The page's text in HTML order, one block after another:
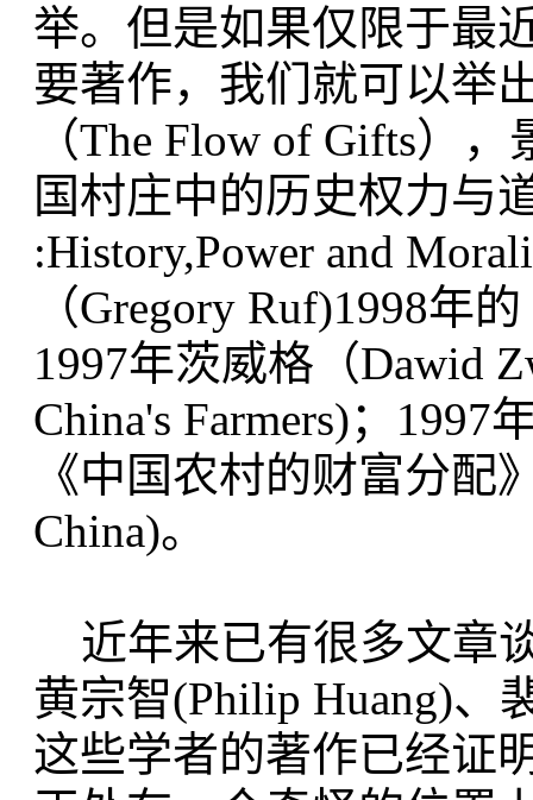
举。但是如果仅限于最
要著作，我们就可以举
（The Flow of Gifts）
国村庄中的历史权力与
:History,Power and
（Gregory Ruf)1998年
1997年茨威格（Dawid
China's Farmers)；
《中国农村的财富分配
China)。
近年来已有很多文章
黄宗智(Philip Huang)、
这些学者的著作已经证